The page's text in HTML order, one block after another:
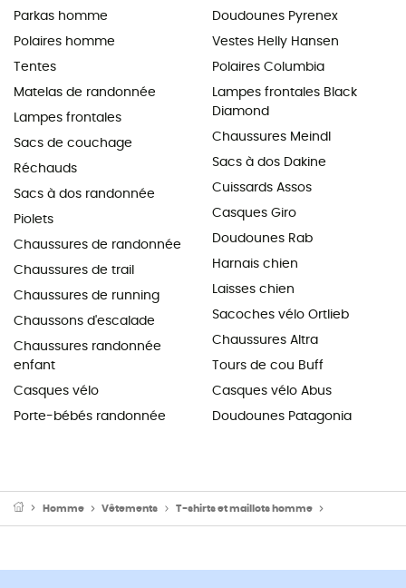
Parkas homme
Polaires homme
Tentes
Matelas de randonnée
Lampes frontales
Sacs de couchage
Réchauds
Sacs à dos randonnée
Piolets
Chaussures de randonnée
Chaussures de trail
Chaussures de running
Chaussons d'escalade
Chaussures randonnée
enfant
Casques vélo
Porte-bébés randonnée
Doudounes Pyrenex
Vestes Helly Hansen
Polaires Columbia
Lampes frontales Black
Diamond
Chaussures Meindl
Sacs à dos Dakine
Cuissards Assos
Casques Giro
Doudounes Rab
Harnais chien
Laisses chien
Sacoches vélo Ortlieb
Chaussures Altra
Tours de cou Buff
Casques vélo Abus
Doudounes Patagonia
Homme Vêtements T-shirts et maillots homme